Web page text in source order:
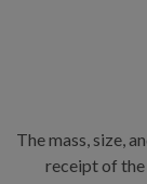
The mass, size,
receipt of the